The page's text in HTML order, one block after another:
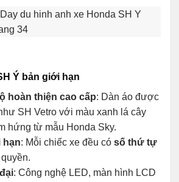
Ý bản giới hạn
hoàn thiện cao cấp: Dàn áo được
SH Vetro với màu xanh lá cây
hứng từ mẫu Honda Sky.
hạn: Mỗi chiếc xe đều có số thứ tự
: Công nghệ LED, màn hình LCD